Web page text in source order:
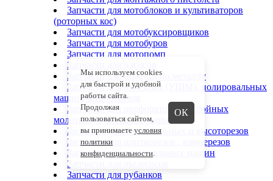
Запчасти для мотоблоков и культиваторов
(роторных кос)
Запчасти для мотобуксировщиков
Запчасти для мотобуров
Запчасти для мотопомп
Запчасти для насосов
Запчасти для ножниц по металлу
Запчасти для отрезных (УШМ), полировальных
машин, штроборезов
Запчасти для перфораторов, отбойных
молотков, бурильных машин
Запчасти для пил сабельных и высоторезов
Запчасти для плиткорезов , камнерезов
Запчасти для подметальных машин
Запчасти для пылесосов
Запчасти для рубанков
Мы используем cookies
для быстрой и удобной
работы сайта.
Продолжая
пользоваться сайтом,
вы принимаете условия
политики
конфиденциальности.
ОК